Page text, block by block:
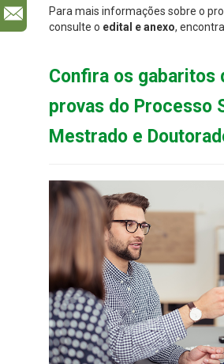
Para mais informações sobre o
consulte o edital e anexo,
Confira os gabaritos
provas do Processo
Mestrado e